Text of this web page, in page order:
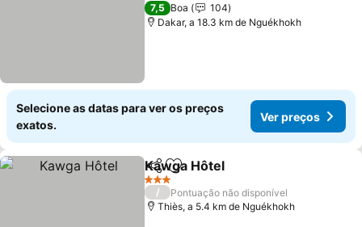
7,5 Boa
104
Dakar, a 18.3 km de Nguékhokh
Selecione as datas para ver os preços
exatos.
Ver preços
PartilharAdicionar aos favoritos
Kawga Hôtel
3 Estrelas
/
Pontuação não disponível
Thiès, a 5.4 km de Nguékhokh